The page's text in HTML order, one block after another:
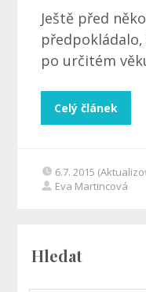
Ještě před
po určitém
Celý článek
6.7. 2015
Eva Martincová
Hledat